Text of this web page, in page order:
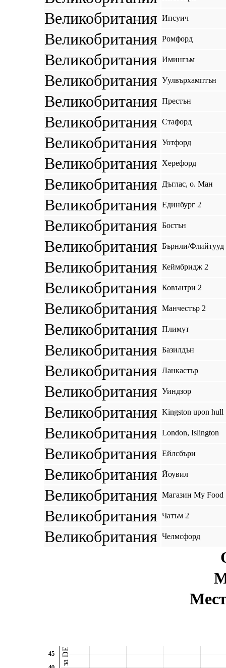
Великобритания Ипсуич
Великобритания Ромфорд
Великобритания Имингъм
Великобритания Уулвърхамптън
Великобритания Престън
Великобритания Стафорд
Великобритания Уотфорд
Великобритания Херефорд
Великобритания Дъглас, о. Ман
Великобритания Единбург 2
Великобритания Бостън
Великобритания Бърнли/Флийтууд
Великобритания Кеймбридж 2
Великобритания Ковънтри 2
Великобритания Манчестър 2
Великобритания Плимут
Великобритания Базилдън
Великобритания Ланкастър
Великобритания Уиндзор
Великобритания Kingston upon hull
Великобритания London, Islington
Великобритания Ейлсбъри
Великобритания Йоувил
Великобритания Магазин My
Великобритания Чатъм 2
Великобритания Челмсфорд
45
45